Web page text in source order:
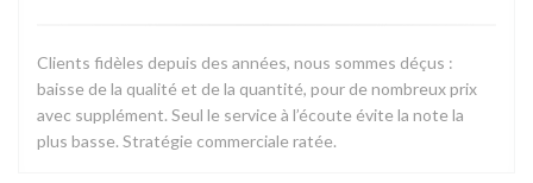
Clients fidèles depuis des années, nous sommes déçus :
baisse de la qualité et de la quantité, pour de nombreux prix
avec supplément. Seul le service à l’écoute évite la note la
plus basse. Stratégie commerciale ratée.